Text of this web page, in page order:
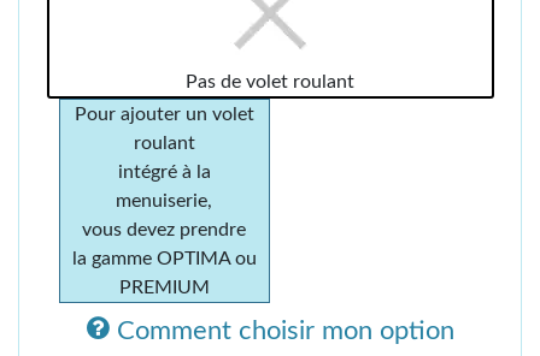
Pas de volet roulant
Pour ajouter un volet
roulant
intégré à la
menuiserie,
vous devez prendre
la gamme OPTIMA ou
PREMIUM
Comment choisir mon option